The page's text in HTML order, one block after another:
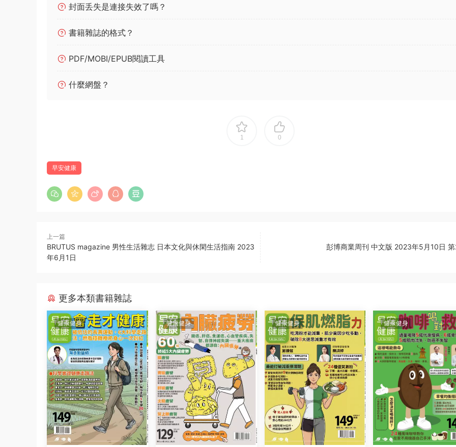
封面丢失是連接失效了嗎？
書籍雜誌的格式？
PDF/MOBI/EPUB閱讀工具
什麼網盤？
1 0
早安健康
上一篇
BRUTUS magazine 男性生活雜志 日本文化與休閑生活指南 2023
年6月1日
彭博商業周刊 中文版 2023年5月10日
更多本類書籍雜誌
健康健身 健康健身 健康健身 健康健身